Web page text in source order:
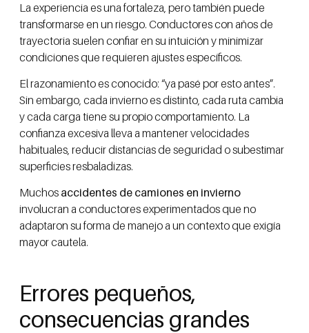
La experiencia es una fortaleza, pero también puede
transformarse en un riesgo. Conductores con años de
trayectoria suelen confiar en su intuición y minimizar
condiciones que requieren ajustes específicos.
El razonamiento es conocido: “ya pasé por esto antes”.
Sin embargo, cada invierno es distinto, cada ruta cambia
y cada carga tiene su propio comportamiento. La
confianza excesiva lleva a mantener velocidades
habituales, reducir distancias de seguridad o subestimar
superficies resbaladizas.
Muchos accidentes de camiones en invierno
involucran a conductores experimentados que no
adaptaron su forma de manejo a un contexto que exigía
mayor cautela.
Errores pequeños,
consecuencias grandes